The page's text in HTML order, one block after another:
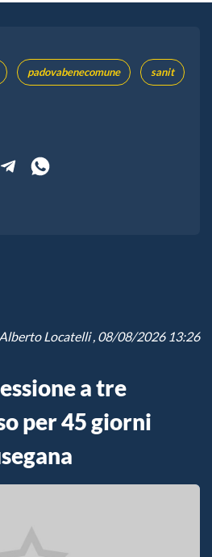
padovabenecomune sanit
Alberto Locatelli, 08/08/2026 13:26
a tre
per 45 giorni